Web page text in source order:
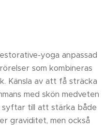
yoga anpassad
som kombineras
Känsla av att få sträcka
med skön medveten
syftar till att stärka både
graviditet, men också